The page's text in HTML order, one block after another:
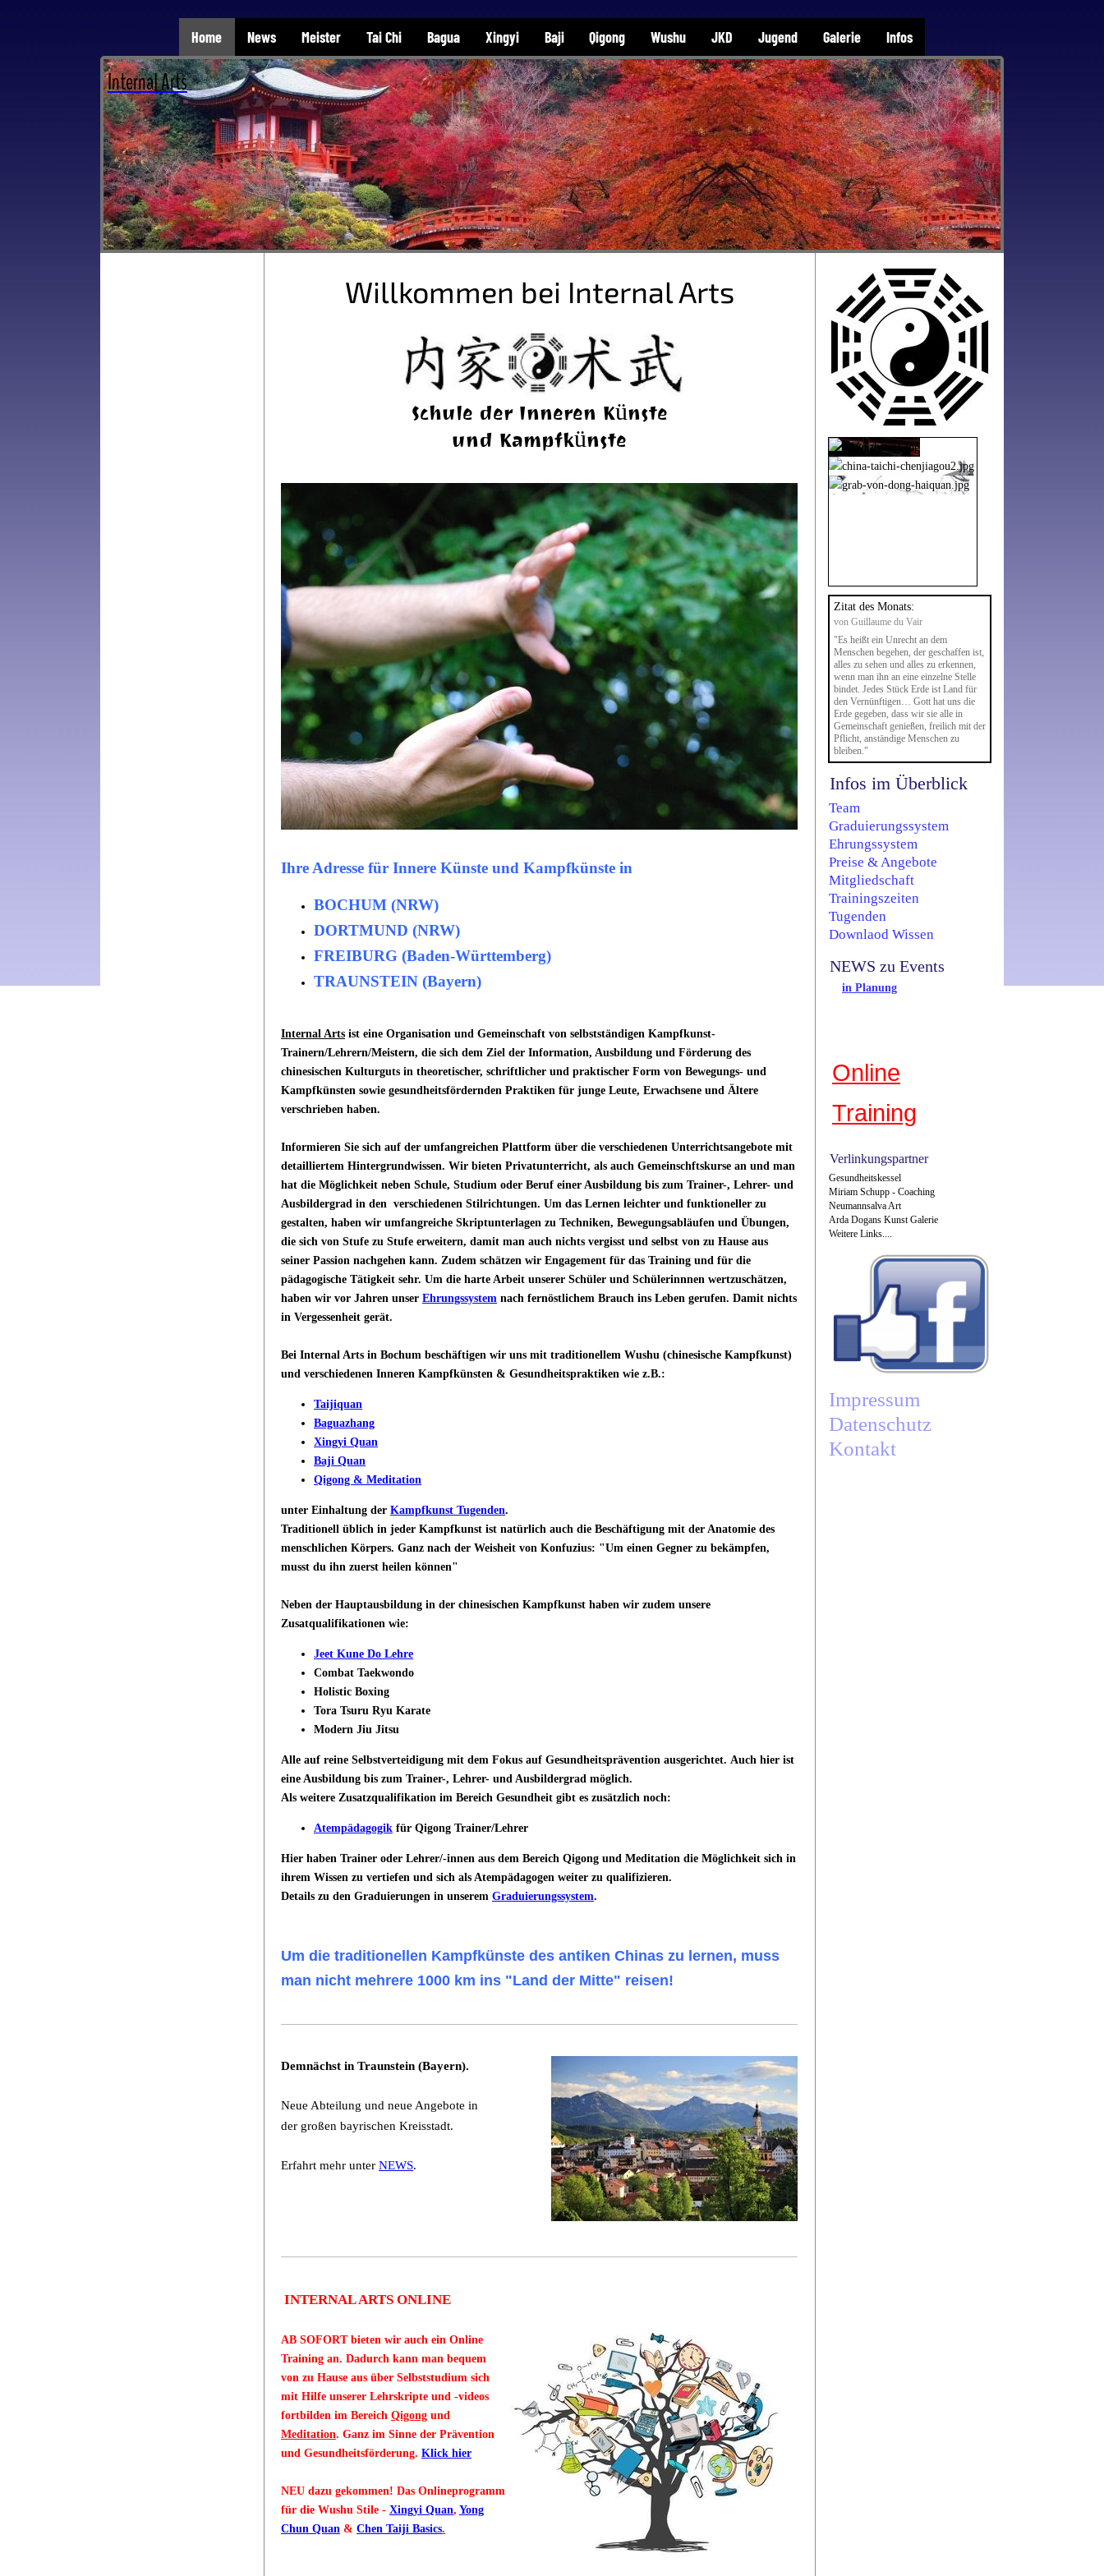
Home News Meister Tai Chi Bagua Xingyi Baji Qigong Wushu JKD Jugend Galerie Infos
Internal Arts
Zitat des Monats:
von Guillaume du Vair
"Es heißt ein Unrecht an dem
Menschen begehen, der geschaffen ist,
alles zu sehen und alles zu erkennen,
wenn man ihn an eine einzelne Stelle
bindet. Jedes Stück Erde ist Land für
den Vernünftigen… Gott hat uns die
Erde gegeben, dass wir sie alle in
Gemeinschaft genießen, freilich mit der
Pflicht, anständige Menschen zu
bleiben."
Infos im Überblick
Team
Graduierungssystem
Ehrungssystem
Preise & Angebote
Mitgliedschaft
Trainingszeiten
Tugenden
Downlaod Wissen
NEWS zu Events
in Planung
Online
Training
Verlinkungspartner
Gesundheitskessel
Miriam Schupp - Coaching
Neumannsalva Art
Arda Dogans Kunst Galerie
Weitere Links....
Impressum
Datenschutz
Kontakt
Willkommen bei Internal Arts
Schule der Inneren Künste
und Kampfkünste
Ihre Adresse für Innere Künste und Kampfkünste in
BOCHUM (NRW)
DORTMUND (NRW)
FREIBURG (Baden-Württemberg)
TRAUNSTEIN (Bayern)
Internal Arts ist eine Organisation und Gemeinschaft von selbstständigen Kampfkunst-
Trainern/Lehrern/Meistern, die sich dem Ziel der Information, Ausbildung und Förderung des
chinesischen Kulturguts in theoretischer, schriftlicher und praktischer Form von Bewegungs- und
Kampfkünsten sowie gesundheitsfördernden Praktiken für junge Leute, Erwachsene und Ältere
verschrieben haben.
Informieren Sie sich auf der umfangreichen Plattform über die verschiedenen Unterrichtsangebote mit
detailliertem Hintergrundwissen. Wir bieten Privatunterricht, als auch Gemeinschftskurse an und man
hat die Möglichkeit neben Schule, Studium oder Beruf einer Ausbildung bis zum Trainer-, Lehrer- und
Ausbildergrad in den verschiedenen Stilrichtungen. Um das Lernen leichter und funktioneller zu
gestalten, haben wir umfangreiche Skriptunterlagen zu Techniken, Bewegungsabläufen und Übungen,
die sich von Stufe zu Stufe erweitern, damit man auch nichts vergisst und selbst von zu Hause aus
seiner Passion nachgehen kann. Zudem schätzen wir Engagement für das Training und für die
pädagogische Tätigkeit sehr. Um die harte Arbeit unserer Schüler und Schülerinnnen wertzuschätzen,
haben wir vor Jahren unser Ehrungssystem nach fernöstlichem Brauch ins Leben gerufen. Damit nichts
in Vergessenheit gerät.
Bei Internal Arts in Bochum beschäftigen wir uns mit traditionellem Wushu (chinesische Kampfkunst)
und verschiedenen Inneren Kampfkünsten & Gesundheitspraktiken wie z.B.:
Taijiquan
Baguazhang
Xingyi Quan
Baji Quan
Qigong & Meditation
unter Einhaltung der Kampfkunst Tugenden.
Traditionell üblich in jeder Kampfkunst ist natürlich auch die Beschäftigung mit der Anatomie des
menschlichen Körpers. Ganz nach der Weisheit von Konfuzius: "Um einen Gegner zu bekämpfen,
musst du ihn zuerst heilen können"
Neben der Hauptausbildung in der chinesischen Kampfkunst haben wir zudem unsere
Zusatqualifikationen wie:
Jeet Kune Do Lehre
Combat Taekwondo
Holistic Boxing
Tora Tsuru Ryu Karate
Modern Jiu Jitsu
Alle auf reine Selbstverteidigung mit dem Fokus auf Gesundheitsprävention ausgerichtet. Auch hier ist
eine Ausbildung bis zum Trainer-, Lehrer- und Ausbildergrad möglich.
Als weitere Zusatzqualifikation im Bereich Gesundheit gibt es zusätzlich noch:
Atempädagogik für Qigong Trainer/Lehrer
Hier haben Trainer oder Lehrer/-innen aus dem Bereich Qigong und Meditation die Möglichkeit sich in
ihrem Wissen zu vertiefen und sich als Atempädagogen weiter zu qualifizieren.
Details zu den Graduierungen in unserem Graduierungssystem.
Um die traditionellen Kampfkünste des antiken Chinas zu lernen, muss
man nicht mehrere 1000 km ins "Land der Mitte" reisen!
Demnächst in Traunstein (Bayern).
Neue Abteilung und neue Angebote in
der großen bayrischen Kreisstadt.
Erfahrt mehr unter NEWS.
INTERNAL ARTS ONLINE
AB SOFORT bieten wir auch ein Online
Training an. Dadurch kann man bequem
von zu Hause aus über Selbststudium sich
mit Hilfe unserer Lehrskripte und -videos
fortbilden im Bereich Qigong und
Meditation. Ganz im Sinne der Prävention
und Gesundheitsförderung. Klick hier
NEU dazu gekommen! Das Onlineprogramm
für die Wushu Stile - Xingyi Quan, Yong
Chun Quan & Chen Taiji Basics.